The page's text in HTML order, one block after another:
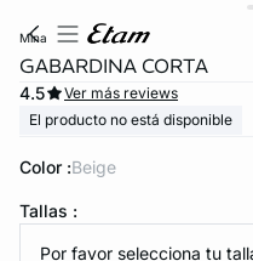
mina
GABARDINA CORTA
4.5
Ver más reviews
El producto no está disponible
Color : beige
Tallas :
Por favor selecciona tu